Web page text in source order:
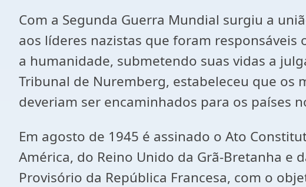
Com a Segunda Guerra Mundial surgiu a
aos líderes nazistas que foram
a humanidade, submetendo suas vidas a
Tribunal de Nuremberg, estabeleceu que os
deveriam ser encaminhados para os países
Em agosto de 1945 é assinado o Ato
América, do Reino Unido da Grã-Bretanha e
Provisório da República Francesa, com o